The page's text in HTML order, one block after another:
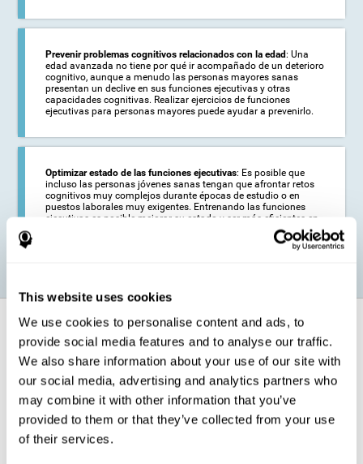
This website uses cookies
We use cookies to personalise content and ads, to
provide social media features and to analyse our traffic.
We also share information about your use of our site with
our social media, advertising and analytics partners who
may combine it with other information that you’ve
provided to them or that they’ve collected from your use
of their services.
Prevenir problemas cognitivos relacionados con la edad: Una
edad avanzada no tiene por qué ir acompañado de un deterioro
cognitivo, aunque a menudo las personas mayores sanas
presentan un declive en sus funciones ejecutivas y otras
capacidades cognitivas. Realizar ejercicios de funciones
ejecutivas para personas mayores puede ayudar a prevenirlo.
Optimizar estado de las funciones ejecutivas: Es posible que
incluso las personas jóvenes sanas tengan que afrontar retos
cognitivos muy complejos durante épocas de estudio o en
puestos laborales muy exigentes. Entrenando las funciones
ejecutivas es posible mejorar su estado y ser más eficientes en
¿Cómo fortalece la función cognitiva?
El entrenamiento para las funciones ejecutivas deCogniFit pondrá a
prueba nuestras capacidades cognitivas a través de sencillas
actividades online. Para completar exitosamente estas tareas,
tendremos que realizar unesfuerzo creciente relacionado con
Las áreas de nuestro cerebro implicadas en las funciones ejecutivas
van a ser estimuladas como consecuencia del programa de